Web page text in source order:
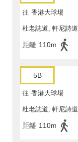
往 香港大球場
杜老誌道, 軒尼詩道
距離 110m
5B
往 香港大球場
杜老誌道, 軒尼詩道
距離 110m